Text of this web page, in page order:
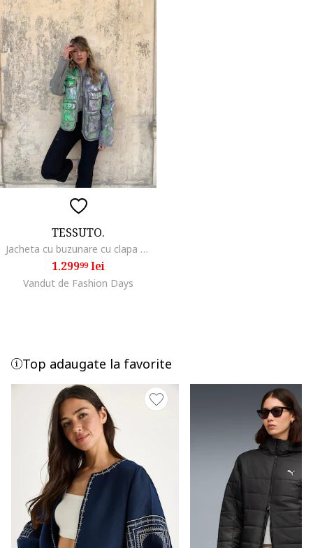
TESSUTO.
Jacheta cu buzunare cu clapa pictata manual, Verde/Violet/Gri inchis melange
1.29999lei
Vandut de Fashion Days
Top adaugate la favorite